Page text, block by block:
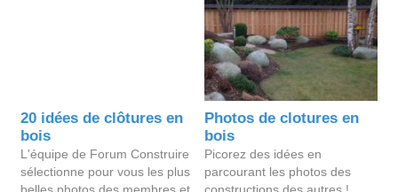
20 idées de clôtures en
bois
L'équipe de Forum Construire
sélectionne pour vous les plus
Photos de clotures en
bois
Picorez des idées en
parcourant les photos des